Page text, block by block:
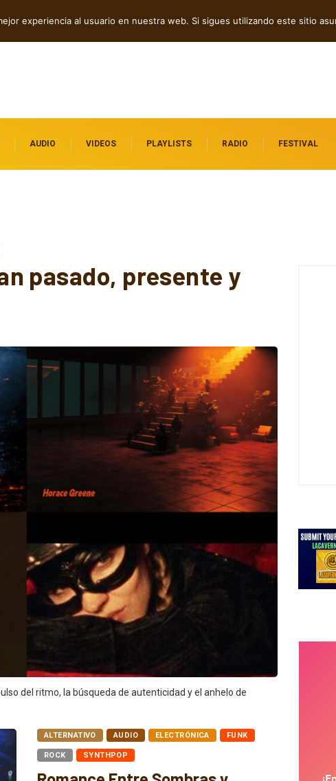
AUDIO VIDEOS PLAYLISTS RADIO FESTIVAL
pasado, presente y
del ritmo, la búsqueda de autenticidad y el anhelo de
ALTERNATIVO AUDIO ELECTRÓNICA FUNK
ROCK SYNTHPOP
experiencia al usuario en nuestra web. Si sigues utilizando este sitio